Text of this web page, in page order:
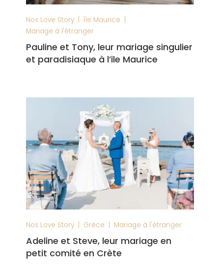
Nos Love Story Île Maurice
Mariage à l'étranger
Pauline et Tony, leur mariage singulier
et paradisiaque à l’ile Maurice
Nos Love Story Grèce Mariage à l'étranger
Adeline et Steve, leur mariage en
petit comité en Crète